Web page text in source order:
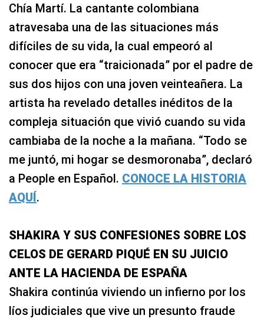
Chía Martí. La cantante colombiana
atravesaba una de las situaciones más
difíciles de su vida, la cual empeoró al
conocer que era “traicionada” por el padre de
sus dos hijos con una joven veinteañera. La
artista ha revelado detalles inéditos de la
compleja situación que vivió cuando su vida
cambiaba de la noche a la mañana. “Todo se
me juntó, mi hogar se desmoronaba”, declaró
a People en Español. CONOCE LA HISTORIA
AQUÍ.
SHAKIRA Y SUS CONFESIONES SOBRE LOS
CELOS DE GERARD PIQUÉ EN SU JUICIO
ANTE LA HACIENDA DE ESPAÑA
Shakira continúa viviendo un infierno por los
líos judiciales que vive un presunto fraude